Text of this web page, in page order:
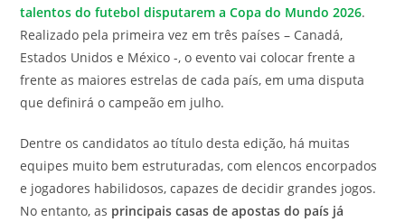
talentos do futebol disputarem a Copa do Mundo 2026.
Realizado pela primeira vez em três países – Canadá,
Estados Unidos e México -, o evento vai colocar frente a
frente as maiores estrelas de cada país, em uma disputa
que definirá o campeão em julho.
Dentre os candidatos ao título desta edição, há muitas
equipes muito bem estruturadas, com elencos encorpados
e jogadores habilidosos, capazes de decidir grandes jogos.
No entanto, as principais casas de apostas do país já